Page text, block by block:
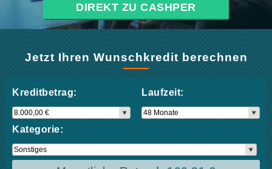
DIREKT ZU CASHPER
Jetzt Ihren Wunschkredit berechnen
Kreditbetrag: Laufzeit:
Kategorie: